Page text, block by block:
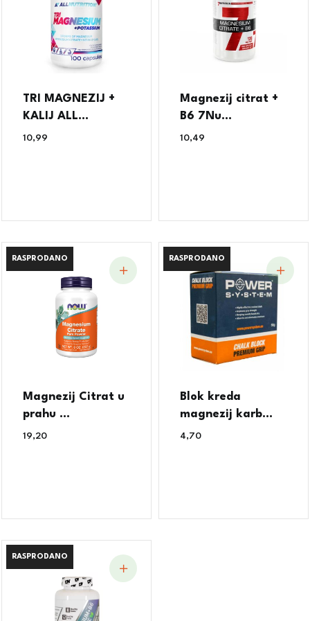
TRI MAGNEZIJ +
KALIJ ALL...
10,99
Magnezij citrat +
B6 7Nu...
10,49
RASPRODANO
RASPRODANO
Magnezij Citrat u
prahu ...
19,20
RASPRODANO
RASPRODANO
Blok kreda
magnezij karb...
4,70
RASPRODANO
RASPRODANO